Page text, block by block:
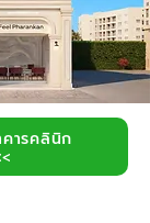
ารคลินิก